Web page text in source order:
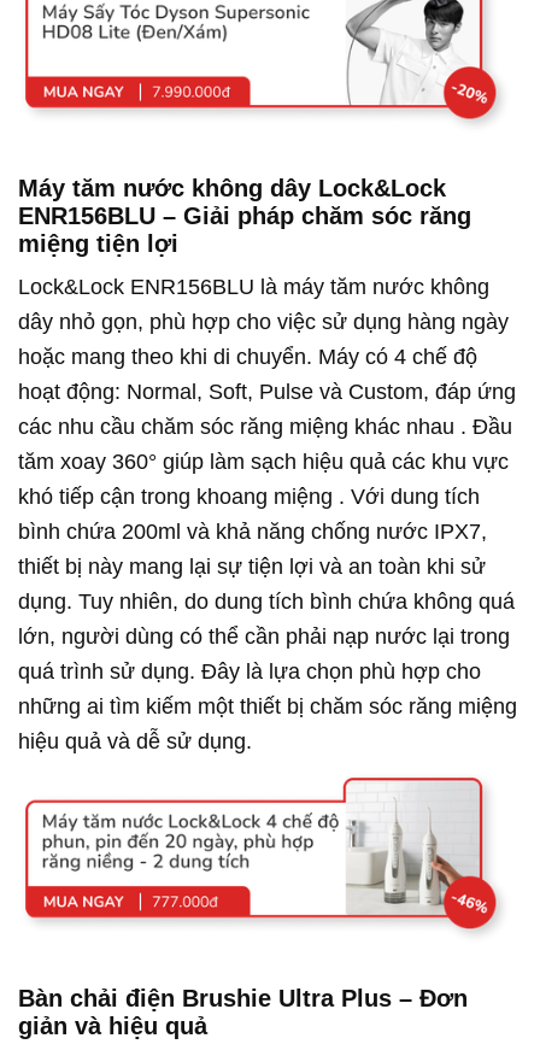
Máy tăm nước không dây Lock&Lock
ENR156BLU – Giải pháp chăm sóc răng
miệng tiện lợi
Lock&Lock ENR156BLU là máy tăm nước không
dây nhỏ gọn, phù hợp cho việc sử dụng hàng ngày
hoặc mang theo khi di chuyển. Máy có 4 chế độ
hoạt động: Normal, Soft, Pulse và Custom, đáp ứng
các nhu cầu chăm sóc răng miệng khác nhau . Đầu
tăm xoay 360° giúp làm sạch hiệu quả các khu vực
khó tiếp cận trong khoang miệng . Với dung tích
bình chứa 200ml và khả năng chống nước IPX7,
thiết bị này mang lại sự tiện lợi và an toàn khi sử
dụng. Tuy nhiên, do dung tích bình chứa không quá
lớn, người dùng có thể cần phải nạp nước lại trong
quá trình sử dụng. Đây là lựa chọn phù hợp cho
những ai tìm kiếm một thiết bị chăm sóc răng miệng
hiệu quả và dễ sử dụng.
Bàn chải điện Brushie Ultra Plus – Đơn
giản và hiệu quả